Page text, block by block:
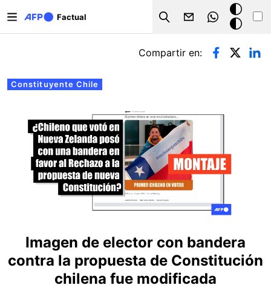
Factual
Search
Modo
oscuro
Solapas principales
Constituyente Chile
Compartir en:
Imagen de elector con bandera
contra la propuesta de Constitución
chilena fue modificada